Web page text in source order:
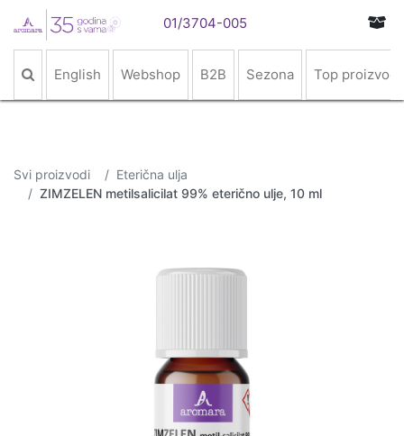
01/3704-005
English Webshop B2B Sezona Top proizvodi
Svi proizvodi
Eterična ulja
ZIMZELEN metilsalicilat 99% eterično ulje, 10 ml